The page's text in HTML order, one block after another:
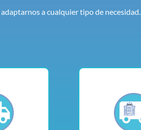
a cualquier tipo de necesidad.